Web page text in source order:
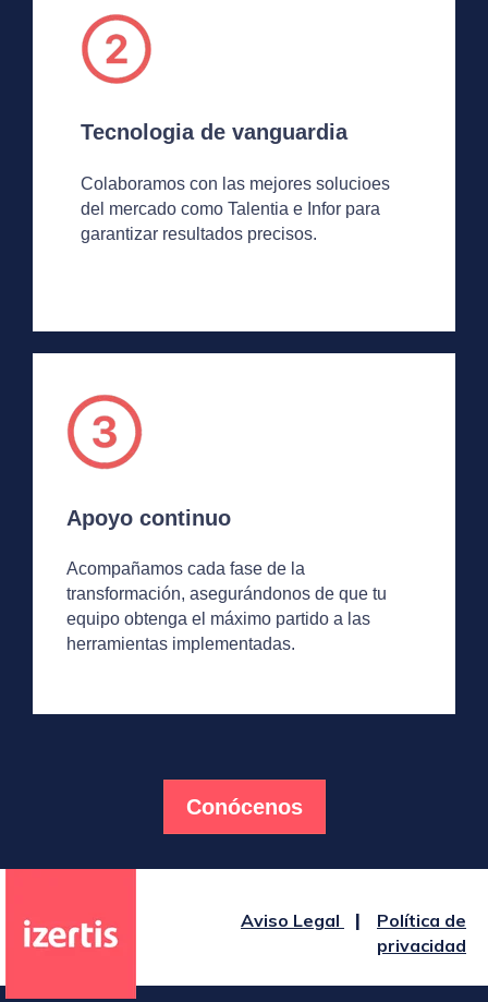
Tecnologia de vanguardia
Colaboramos con las mejores solucioes
del mercado como Talentia e Infor para
garantizar resultados precisos.
Apoyo continuo
Acompañamos cada fase de la
transformación, asegurándonos de que tu
equipo obtenga el máximo partido a las
herramientas implementadas.
Conócenos
Aviso Legal
Política de
privacidad